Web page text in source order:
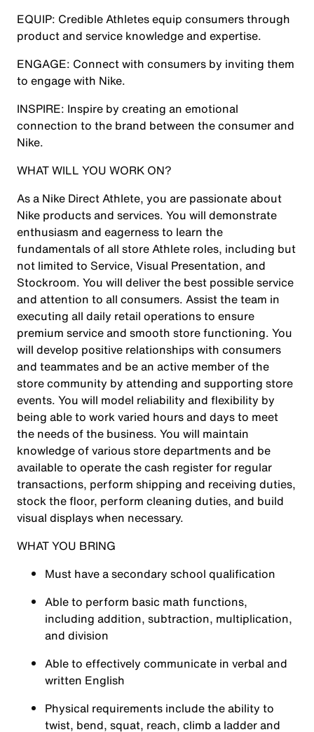
EQUIP: Credible Athletes equip consumers through
product and service knowledge and expertise.
ENGAGE: Connect with consumers by inviting them
to engage with Nike.
INSPIRE: Inspire by creating an emotional
connection to the brand between the consumer and
Nike.
WHAT WILL YOU WORK ON?
As a Nike DirectAthlete, you are passionate about
Nike products and services. You will demonstrate
enthusiasm and eagerness to learn the
fundamentals of all store Athlete roles, including but
not limited to Service, Visual Presentation, and
Stockroom. You will deliver the best possible service
and attention to all consumers. Assist the team in
executing all daily retail operations to ensure
premium service and smooth store functioning. You
will develop positive relationships with consumers
and teammates and be an active member of the
store community by attending and supporting store
events. You will model reliability and flexibility by
being able to work varied hours and days to meet
the needs of the business. You will maintain
knowledge of various store departments and be
available to operate the cash register for regular
transactions, perform shipping and receiving duties,
stock the floor, perform cleaning duties, and build
visual displays when necessary.
WHAT YOU BRING
Must have a secondary school qualification
Able to perform basic math functions,
including addition, subtraction, multiplication,
and division
Able to effectively communicate in verbal and
written English
Physical requirements include the ability to
twist, bend, squat, reach, climb a ladder and